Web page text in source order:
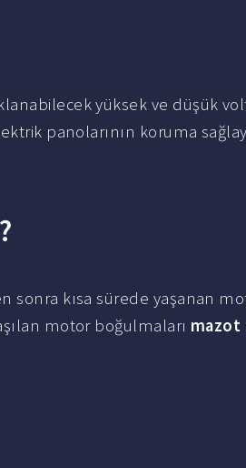
yüksek ve düşük
panolarının koruma
sonra kısa sürede yaşanan
motor boğulmaları mazot